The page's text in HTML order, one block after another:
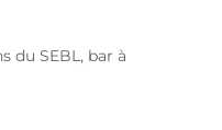
du SEBL, bar à